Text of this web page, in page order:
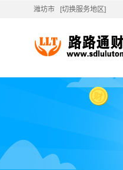
潍坊市 [切换服务地区]